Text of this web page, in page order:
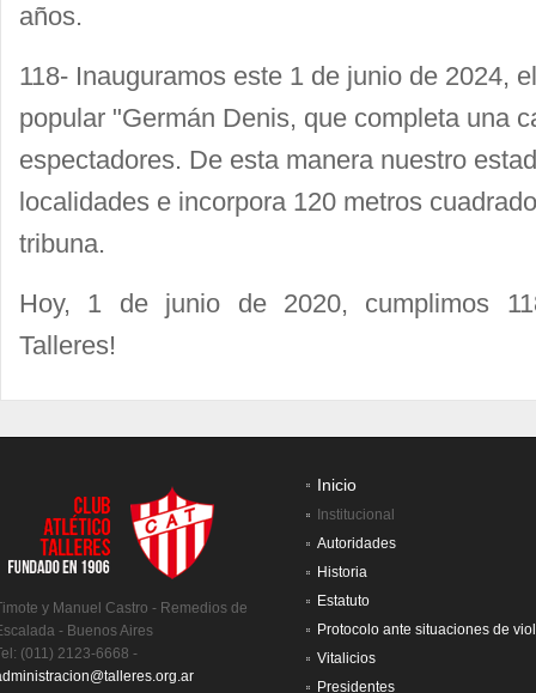
años.
118- Inauguramos este 1 de junio de 2024,
popular "Germán Denis, que completa una
espectadores. De esta manera nuestro
localidades e incorpora 120 metros
tribuna.
Hoy, 1 de junio de 2020, cumplimos
Talleres!
y Manuel Castro - Remedios de
- Buenos Aires
(011) 2123-6668 -
Inicio
Institucional
Autoridades
Historia
Estatuto
Protocolo ante situaciones de
Vitalicios
Presidentes